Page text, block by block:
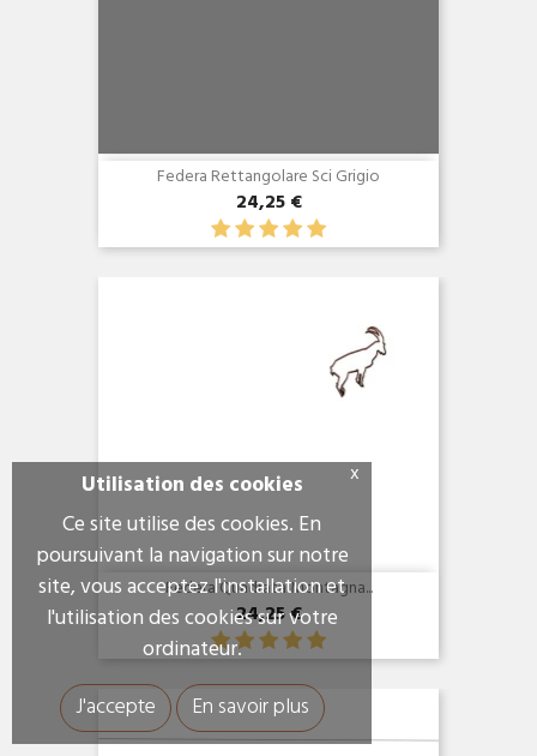
Federa Rettangolare Sci Grigio
24,25 €
Anteprima
Federa Quadrata Montagna...
24,25 €
Anteprima
x
Utilisation des cookies
Ce site utilise des cookies. En
poursuivant la navigation sur notre
site, vous acceptez l'installation et
l'utilisation des cookies sur votre
ordinateur.
J'accepte
En savoir plus